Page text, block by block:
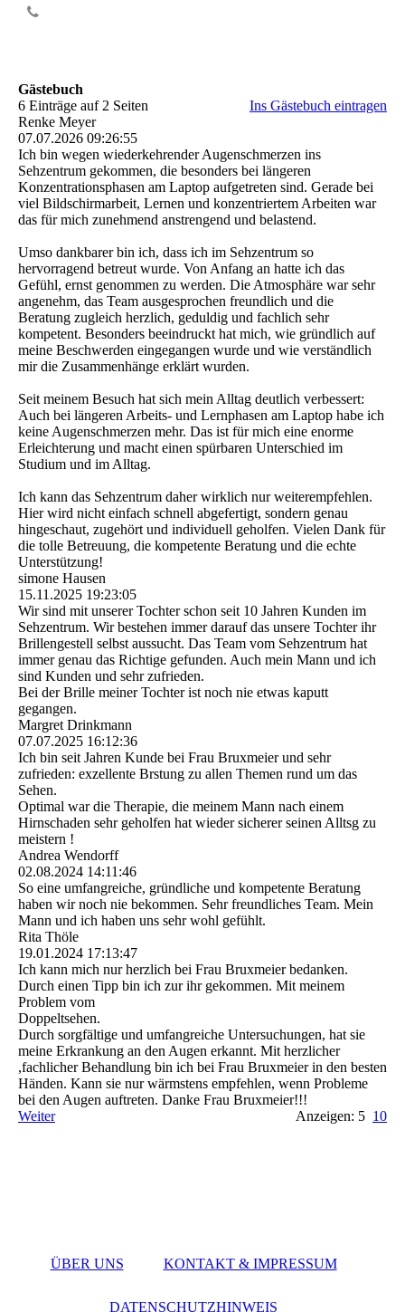
Gästebuch
6 Einträge auf 2 Seiten
Ins Gästebuch eintragen
Renke Meyer
07.07.2026 09:26:55
Ich bin wegen wiederkehrender Augenschmerzen ins
Sehzentrum gekommen, die besonders bei längeren
Konzentrationsphasen am Laptop aufgetreten sind. Gerade bei
viel Bildschirmarbeit, Lernen und konzentriertem Arbeiten war
das für mich zunehmend anstrengend und belastend.
Umso dankbarer bin ich, dass ich im Sehzentrum so
hervorragend betreut wurde. Von Anfang an hatte ich das
Gefühl, ernst genommen zu werden. Die Atmosphäre war sehr
angenehm, das Team ausgesprochen freundlich und die
Beratung zugleich herzlich, geduldig und fachlich sehr
kompetent. Besonders beeindruckt hat mich, wie gründlich auf
meine Beschwerden eingegangen wurde und wie verständlich
mir die Zusammenhänge erklärt wurden.
Seit meinem Besuch hat sich mein Alltag deutlich verbessert:
Auch bei längeren Arbeits- und Lernphasen am Laptop habe ich
keine Augenschmerzen mehr. Das ist für mich eine enorme
Erleichterung und macht einen spürbaren Unterschied im
Studium und im Alltag.
Ich kann das Sehzentrum daher wirklich nur weiterempfehlen.
Hier wird nicht einfach schnell abgefertigt, sondern genau
hingeschaut, zugehört und individuell geholfen. Vielen Dank für
die tolle Betreuung, die kompetente Beratung und die echte
Unterstützung!
simone Hausen
15.11.2025 19:23:05
Wir sind mit unserer Tochter schon seit 10 Jahren Kunden im
Sehzentrum. Wir bestehen immer darauf das unsere Tochter ihr
Brillengestell selbst aussucht. Das Team vom Sehzentrum hat
immer genau das Richtige gefunden. Auch mein Mann und ich
sind Kunden und sehr zufrieden.
Bei der Brille meiner Tochter ist noch nie etwas kaputt
gegangen.
Margret Drinkmann
07.07.2025 16:12:36
Ich bin seit Jahren Kunde bei Frau Bruxmeier und sehr
zufrieden: exzellente Brstung zu allen Themen rund um das
Sehen.
Optimal war die Therapie, die meinem Mann nach einem
Hirnschaden sehr geholfen hat wieder sicherer seinen Alltsg zu
meistern !
Andrea Wendorff
02.08.2024 14:11:46
So eine umfangreiche, gründliche und kompetente Beratung
haben wir noch nie bekommen. Sehr freundliches Team. Mein
Mann und ich haben uns sehr wohl gefühlt.
Rita Thöle
19.01.2024 17:13:47
Ich kann mich nur herzlich bei Frau Bruxmeier bedanken.
Durch einen Tipp bin ich zur ihr gekommen. Mit meinem
Problem vom
Doppeltsehen.
Durch sorgfältige und umfangreiche Untersuchungen, hat sie
meine Erkrankung an den Augen erkannt. Mit herzlicher
,fachlicher Behandlung bin ich bei Frau Bruxmeier in den besten
Händen. Kann sie nur wärmstens empfehlen, wenn Probleme
bei den Augen auftreten. Danke Frau Bruxmeier!!!
Weiter
Anzeigen: 5 10
ÜBER UNS KONTAKT & IMPRESSUM
DATENSCHUTZHINWEIS